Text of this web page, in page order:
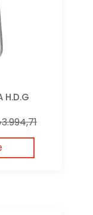
H.D.G